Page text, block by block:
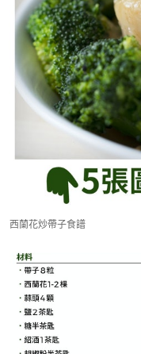
西蘭花炒帶子食譜